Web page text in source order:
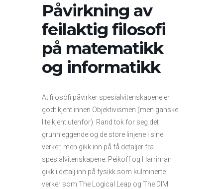
Påvirkning av
feilaktig filosofi
på matematikk
og informatikk
At filosofi påvirker spesialvitenskapene er
godt kjent innen Objektivismen (men ganske
lite kjent utenfor). Rand tok for seg det
grunnleggende og de store linjene i sine
verker, men gikk inn på få detaljer fra
spesialvitenskapene. Peikoff og Harriman
gikk i detalj inn på fysikk som kulminerte i
verker som The Logical Leap og The DIM